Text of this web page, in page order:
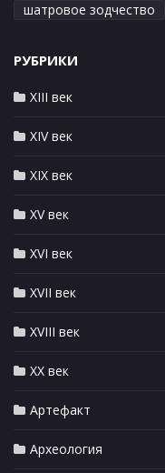
шатровое зодчество
РУБРИКИ
XIII век
XIV век
XIX век
XV век
XVI век
XVII век
XVIII век
XX век
Артефакт
Археология